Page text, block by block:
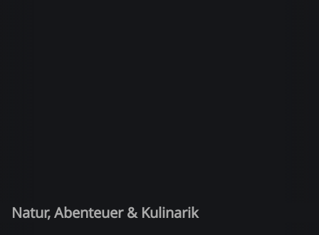
Natur, Abenteuer & Kulinarik